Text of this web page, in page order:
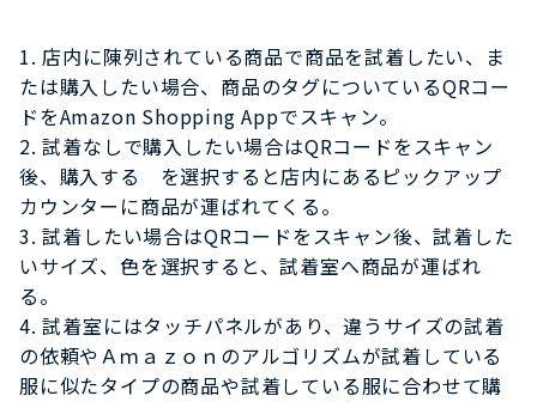
店内に陳列されている商品で商品を試着したい、ま
たは購入したい場合、商品のタグについているQRコー
ドをAmazon Shopping Appでスキャン。
試着なしで購入したい場合はQRコードをスキャン
後、購入する を選択すると店内にあるピックアップ
カウンターに商品が運ばれてくる。
試着したい場合はQRコードをスキャン後、試着した
いサイズ、色を選択すると、試着室へ商品が運ばれ
る。
試着室にはタッチパネルがあり、違うサイズの試着
の依頼やＡｍａｚｏｎのアルゴリズムが試着している
服に似たタイプの商品や試着している服に合わせて購